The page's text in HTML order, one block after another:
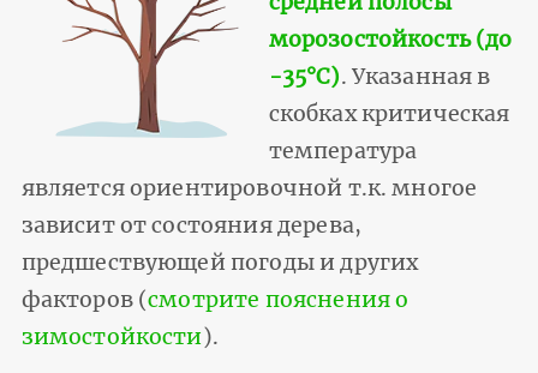
морозостойкость (до
-35°С). Указанная в
скобках критическая
температура
является ориентировочной т.к. многое
зависит от состояния дерева,
предшествующей погоды и других
факторов (смотрите пояснения о
зимостойкости).